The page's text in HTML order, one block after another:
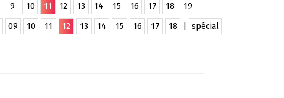
9 10 11 12 13 14 15 16 17 18
19
09 10 11 12 13 14 15 16 17 18 spécial